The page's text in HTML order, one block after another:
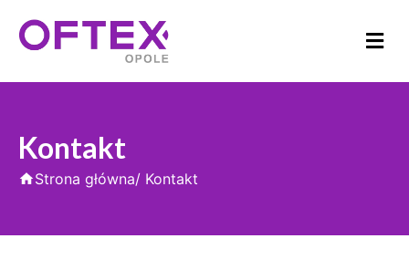
Kontakt
Strona główna/ Kontakt